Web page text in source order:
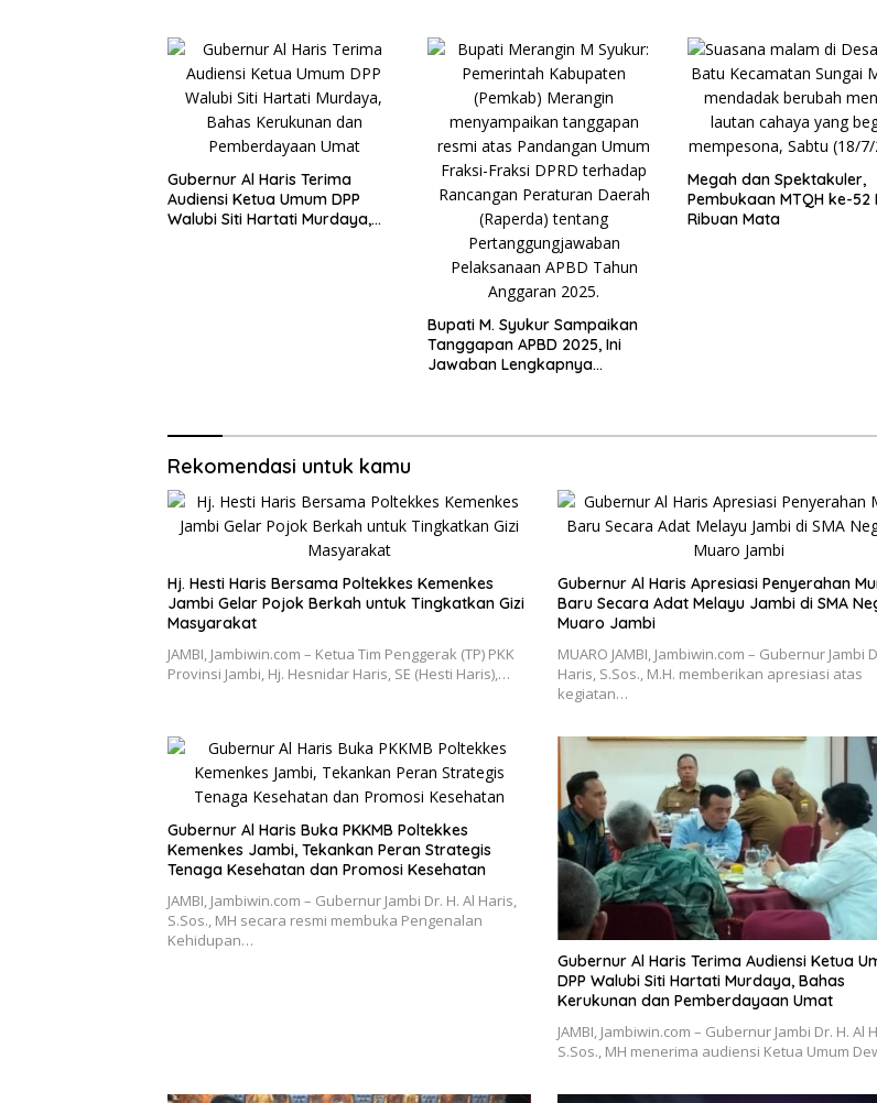
Gubernur Al Haris Terima
Audiensi Ketua Umum DPP
Walubi Siti Hartati Murdaya,
Bupati M. Syukur Sampaikan
Tanggapan APBD 2025, Ini
Jawaban Lengkapnya…
Megah dan Spektakuler,
Pembukaan MTQH ke-52
Ribuan Mata
Rekomendasi untuk kamu
Hj. Hesti Haris Bersama Poltekkes Kemenkes
Jambi Gelar Pojok Berkah untuk Tingkatkan Gizi
Masyarakat
JAMBI, Jambiwin.com – Ketua Tim Penggerak (TP) PKK
Provinsi Jambi, Hj. Hesnidar Haris, SE (Hesti Haris),…
Gubernur Al Haris Apresiasi Penyerahan
Baru Secara Adat Melayu Jambi di SMA
Muaro Jambi
MUARO JAMBI, Jambiwin.com – Gubernur Jambi
Haris, S.Sos., M.H. memberikan apresiasi atas
kegiatan…
Gubernur Al Haris Buka PKKMB Poltekkes
Kemenkes Jambi, Tekankan Peran Strategis
Tenaga Kesehatan dan Promosi Kesehatan
JAMBI, Jambiwin.com – Gubernur Jambi Dr. H. Al Haris,
S.Sos., MH secara resmi membuka Pengenalan
Kehidupan…
Gubernur Al Haris Terima Audiensi Ketua
DPP Walubi Siti Hartati Murdaya, Bahas
Kerukunan dan Pemberdayaan Umat
JAMBI, Jambiwin.com – Gubernur Jambi Dr. H. Al
S.Sos., MH menerima audiensi Ketua Umum